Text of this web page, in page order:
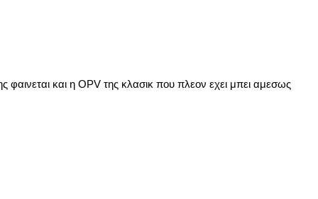
και η OPV της κλασικ που πλεον εχει μπει αμεσως